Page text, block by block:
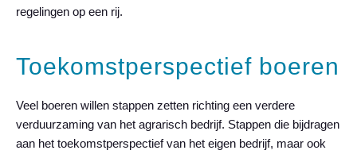
regelingen op een rij.
Toekomstperspectief boeren
Veel boeren willen stappen zetten richting een verdere
verduurzaming van het agrarisch bedrijf. Stappen die bijdragen
aan het toekomstperspectief van het eigen bedrijf, maar ook